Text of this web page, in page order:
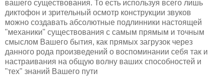
вашего существования. То есть используя всего лишь
диктофон и зрительный осмотр конструкции звуков
можно создавать абсолютные подлинники настоящей
"механики" существования с самым прямым и точным
смыслом Вашего бытия, как прямых загрузок через
данного рода произведений о воспоминании себя так и
настраивания на общую волну ваших способностей и
"тех" знаний Вашего пути